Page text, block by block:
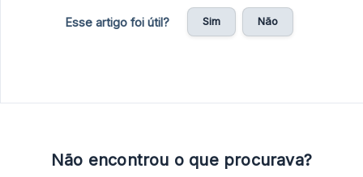
Esse artigo foi útil? Sim Não
Não encontrou o que procurava?